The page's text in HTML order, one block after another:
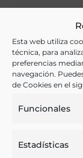
Esta web utiliza
técnica, para
preferencias
navegación.
de Cookies en el
Funcionales
Estadísticas
Otras
Notas:
Agricultura